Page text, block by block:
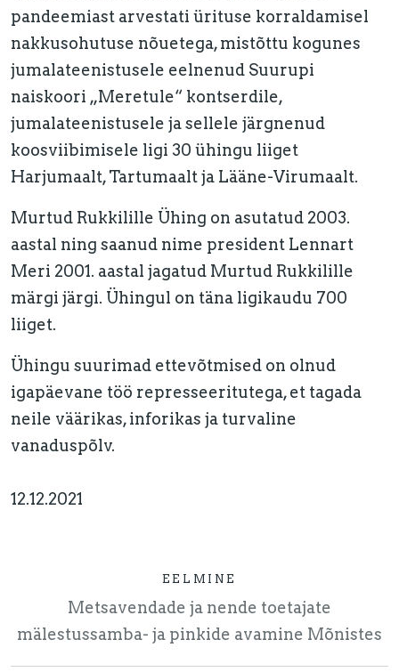
pandeemiast arvestati ürituse korraldamisel
nakkusohutuse nõuetega, mistõttu kogunes
jumalateenistusele eelnenud Suurupi
naiskoori „Meretule“ kontserdile,
jumalateenistusele ja sellele järgnenud
koosviibimisele ligi 30 ühingu liiget
Harjumaalt, Tartumaalt ja Lääne-Virumaalt.
Murtud Rukkilille Ühing on asutatud 2003.
aastal ning saanud nime president Lennart
Meri 2001. aastal jagatud Murtud Rukkilille
märgi järgi. Ühingul on täna ligikaudu 700
liiget.
Ühingu suurimad ettevõtmised on olnud
igapäevane töö represseeritutega, et tagada
neile väärikas, inforikas ja turvaline
vanaduspõlv.
12.12.2021
EELMINE
Metsavendade ja nende toetajate
mälestussamba- ja pinkide avamine Mõnistes